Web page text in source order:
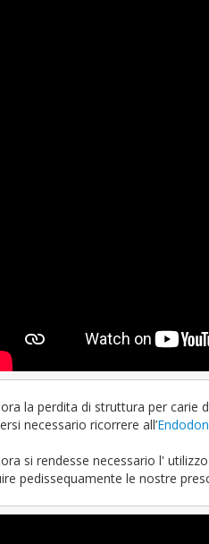
la perdita di struttura per carie
necessario ricorrere all’
si rendesse necessario l'
pedissequamente le nostre